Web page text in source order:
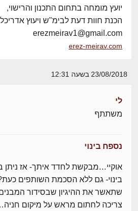
יועץ מומחה בתחום התכנון והרישוי,
הכנת חוות דעת לבימ"ש ויעוץ
erezmeirav1@gmail.com
erez-meirav.com
23/08/2018 בשעה 12:31
לי
משתתף
נספח בינוי
אוקיי…מבקשת לחדד איתך- אז
בינוי- גם ללא הסכמת השותפים
שתאשר את ההיגיון שבסידור המבנים
צריכה לחתום מראש על מיקום